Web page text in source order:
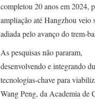
completou 20 anos em 2024,
ampliação até Hangzhou veio
adiada pelo avanço do trem-
As pesquisas não pararam,
desenvolvendo e integrando
tecnologias-chave para
Wang Peng, da Academia de